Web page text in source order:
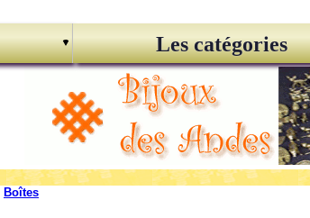
Les catégories
Boîtes